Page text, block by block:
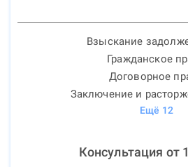
Взыскание
Гражданское
Договорное
Заключение и
Ещё 12
Консультация от